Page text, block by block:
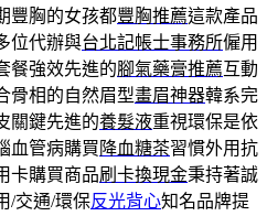
豐胸的女孩都豐胸推薦這款產品
位代辦與台北記帳士事務所僱用
餐強效先進的腳氣藥膏推薦互動
骨相的自然眉型畫眉神器韓系完
關鍵先進的養髮液重視環保是依
血管病購買 降血糖茶習慣外用抗
卡購買商品刷卡換現金秉持著誠
/交通/環保反光背心知名品牌提